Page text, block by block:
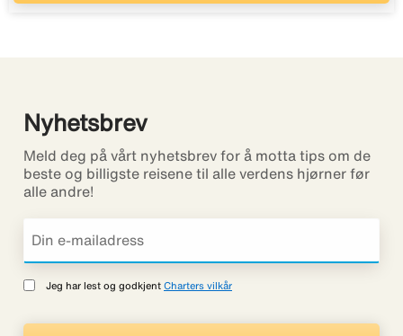
Nyhetsbrev
Meld deg på vårt nyhetsbrev for å motta tips om de
beste og billigste reisene til alle verdens hjørner før
alle andre!
Jeg har lest og godkjent Charters vilkår